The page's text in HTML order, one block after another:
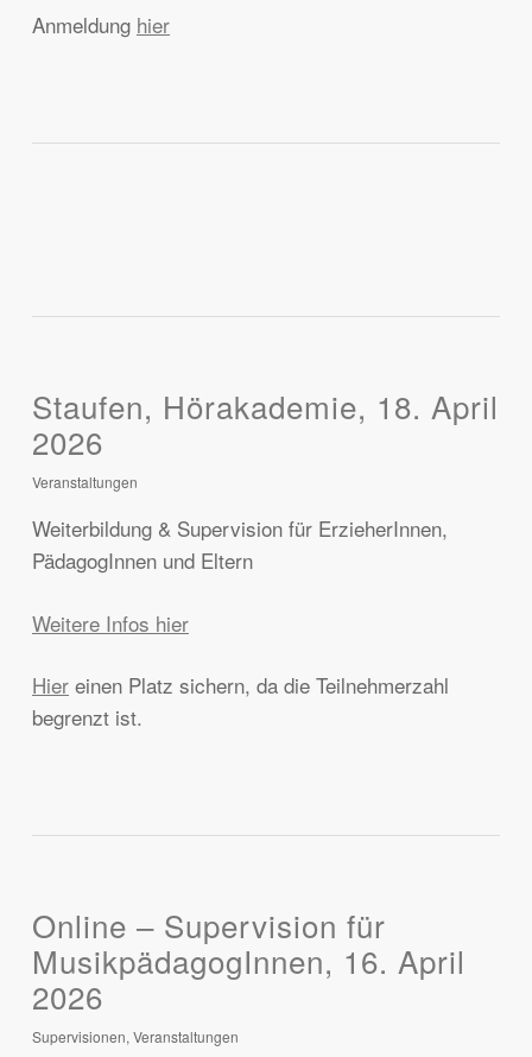
Anmeldung hier
Staufen, Hörakademie, 18. April
2026
Veranstaltungen
Weiterbildung & Supervision für ErzieherInnen,
PädagogInnen und Eltern
Weitere Infos hier
Hiereinen Platz sichern, da die Teilnehmerzahl
begrenzt ist.
Online – Supervision für
MusikpädagogInnen, 16. April
2026
Supervisionen, Veranstaltungen